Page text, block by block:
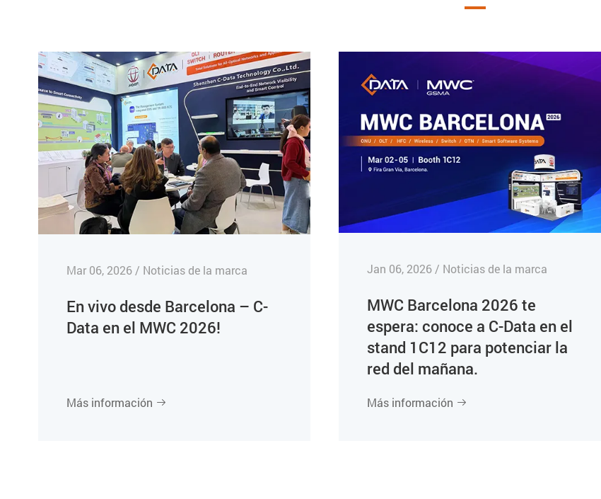
Mar 06, 2026 / Noticias de la marca
En vivo desde Barcelona – C-
Data en el MWC 2026!
Más información 
Jan 06, 2026 / Noticias de la marca
MWC Barcelona 2026 te
espera: conoce a C-Data en el
stand 1C12 para potenciar la
red del mañana.
Más información 